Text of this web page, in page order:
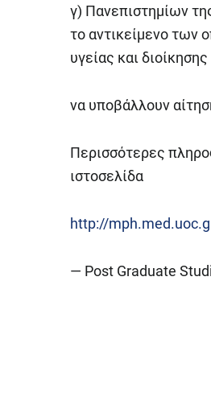
γ) Πανεπιστημίων
το αντικείμενο των
υγείας και
να υποβάλλουν
Περισσότερες
ιστοσελίδα
http://
— Post Graduate